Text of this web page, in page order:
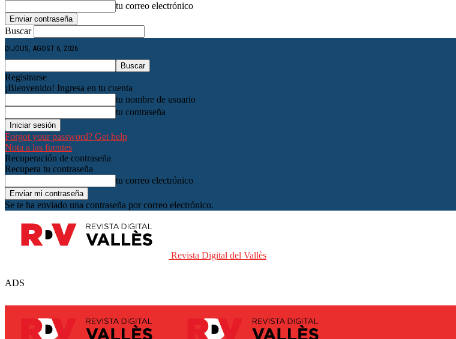
tu correo electrónico
Buscar
DIJOUS, AGOST 6, 2026
Registrarse
¡Bienvenido! Ingresa en tu cuenta
tu nombre de usuario
tu contraseña
Forgot your password? Get help
Nota a las fuentes
Recuperación de contraseña
Recupera tu contraseña
tu correo electrónico
Se te ha enviado una contraseña por correo electrónico.
Revista Digital del Vallès
ADS